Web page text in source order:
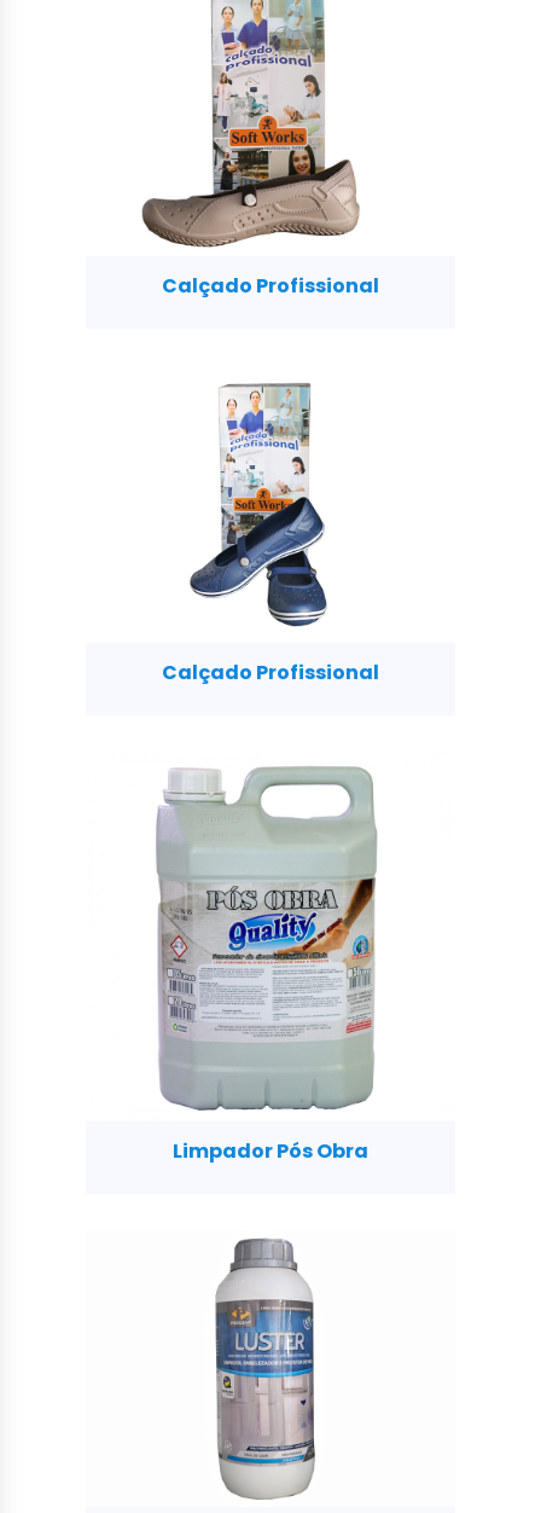
Calçado Profissional
Calçado Profissional
Limpador Pós Obra